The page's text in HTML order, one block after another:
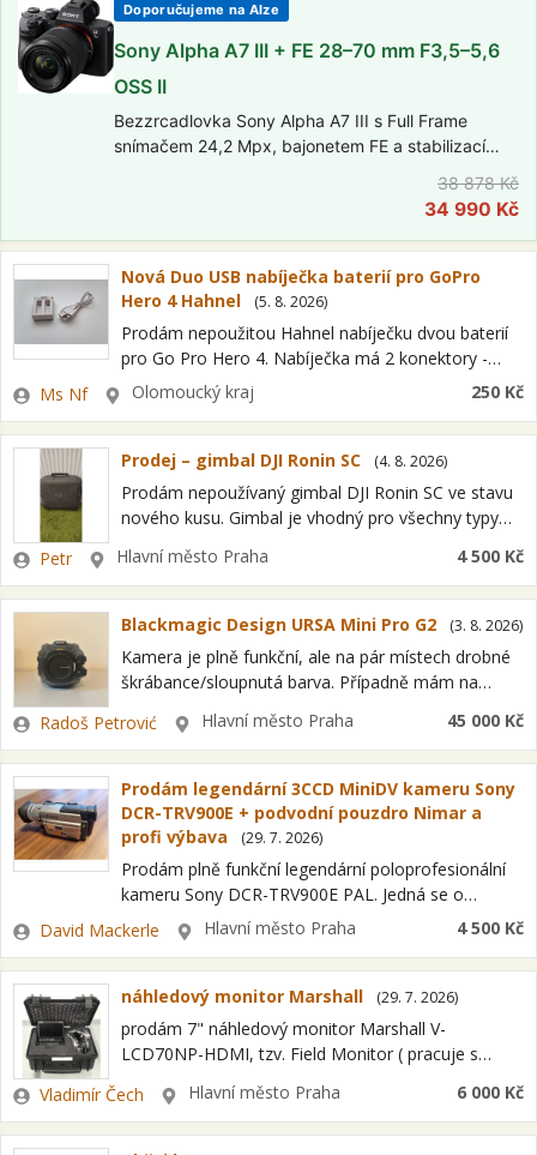
Doporučujeme na Alze
Sony Alpha A7 III + FE 28–70 mm F3,5–5,6
OSS II
Bezzrcadlovka Sony Alpha A7 III s Full Frame
snímačem 24,2 Mpx, bajonetem FE a stabilizací
2,36 Mpx, výklopný dotykový displej, video ve 4K.
38 878 Kč
34 990 Kč
Nová Duo USB nabíječka baterií pro GoPro
Hero 4 Hahnel
(5. 8. 2026)
Prodám nepoužitou Hahnel nabíječku dvou baterií
pro Go Pro Hero 4. Nabíječka má 2 konektory -
Micro USB a Mini USB. Součástí je propojovací
káblík. Je určena pro…
Zadavatel
Ms Nf Lokalita
Olomoucký kraj 250 Kč
Prodej – gimbal DJI Ronin SC (4. 8. 2026)
Prodám nepoužívaný gimbal DJI Ronin SC ve stavu
nového kusu. Gimbal je vhodný pro všechny typy
prodám za 4 500,-…
Zadavatel
Petr LokalitaHlavní město Praha 4 500 Kč
Blackmagic Design URSA Mini Pro G2 (3. 8. 2026)
Kamera je plně funkční, ale na pár místech drobné
škrábance/sloupnutá barva. Případně mám na
dolu. Má namontovaný…
Zadavatel
Radoš Petrović LokalitaHlavní město Praha 45 000 Kč
Prodám legendární 3CCD MiniDV kameru Sony
DCR-TRV900E + podvodní pouzdro Nimar a
profi výbava
(29. 7. 2026)
Prodám plně funkční legendární poloprofesionální
kameru Sony DCR-TRV900E PAL. Jedná se o
vyhledávaný 3CCD model s výborným obrazem,
který je dnes oblíbený pro natáčení retro videa
(např. skate)…
Zadavatel
David Mackerle LokalitaHlavní město Praha 4 500 Kč
náhledový monitor Marshall (29. 7. 2026)
prodám 7" náhledový monitor Marshall V-
LCD70NP-HDMI, tzv. Field Monitor ( pracuje s
kufru Explorer. Dá se připevnit do sáněk…
Zadavatel
Vladimír Čech LokalitaHlavní město Praha 6 000 Kč